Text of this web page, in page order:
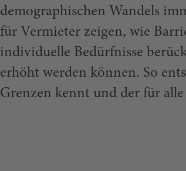
demographischen Wandels
für Vermieter zeigen, wie
individuelle Bedürfnisse
erhöht werden können. So
Grenzen kennt und der für